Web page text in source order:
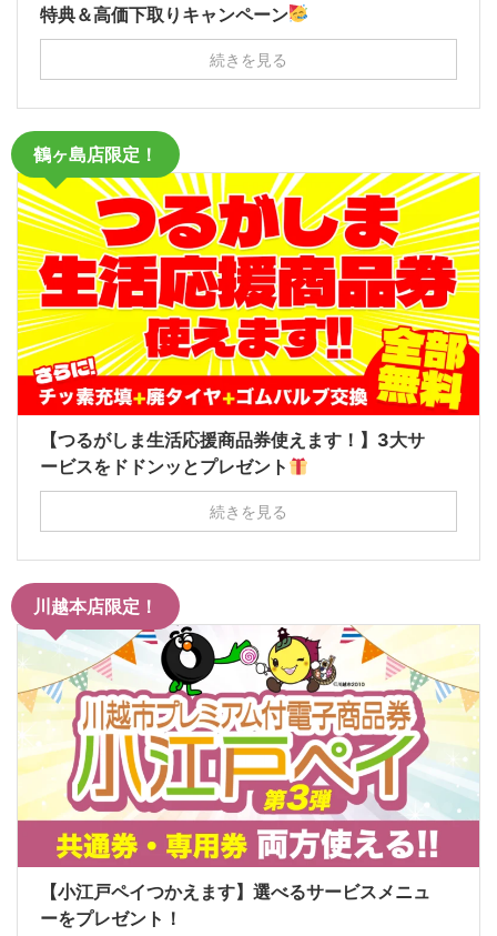
特典＆高価下取りキャンペーン
続きを見る
鶴ヶ島店限定！
【つるがしま生活応援商品券使えます！】3大サ
ービスをドドンッとプレゼント
続きを見る
川越本店限定！
【小江戸ペイつかえます】選べるサービスメニュ
ーをプレゼント！